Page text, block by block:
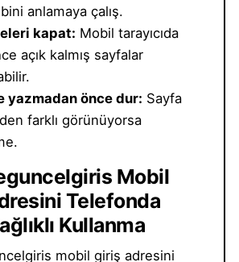
anlamaya çalış.
kapat: Mobil tarayıcıda
açık kalmış sayfalar
yazmadan önce dur: Sayfa
farklı görünüyorsa
Mobil
Telefonda
Kullanma
mobil giriş adresini